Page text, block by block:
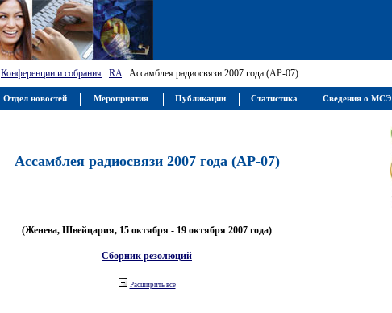
Конференции и собрания : RA: Ассамблея радиосвязи 2007 года (АР-07)
Ассамблея радиосвязи 2007 года (АР-07)
(Женева, Швейцария, 15 октября - 19 октября 2007 года)
Сборник резолюций
Расширить все
Отдел новостей Мероприятия Публикации Статистика Сведения о МСЭ